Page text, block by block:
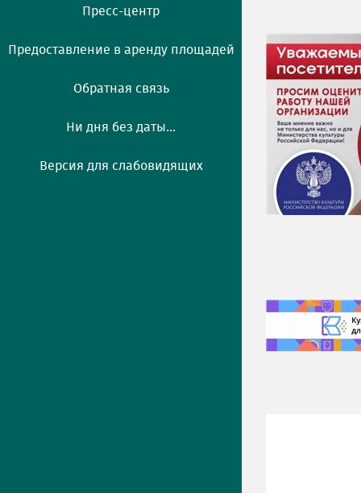
Пресс-центр
Предоставление в аренду площадей
Обратная связь
Ни дня без даты...
Версия для слабовидящих